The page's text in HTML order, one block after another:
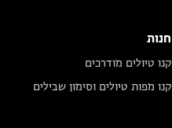
חנות
קנו טיולים מודרכים
קנו מפות טיולים וסימון שבילים